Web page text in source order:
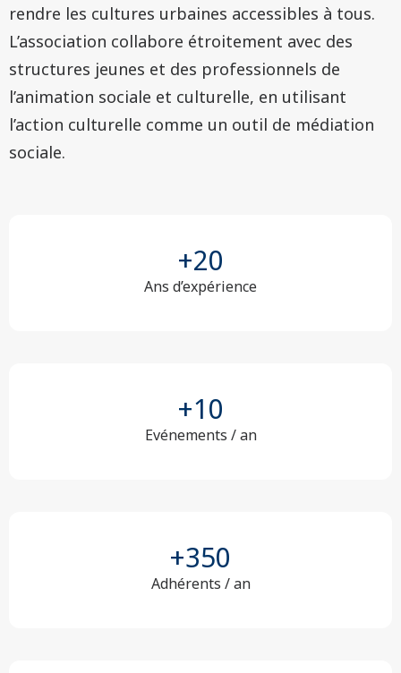
rendre les cultures urbaines accessibles à tous.
L’association collabore étroitement avec des
structures jeunes et des professionnels de
l’animation sociale et culturelle, en utilisant
l’action culturelle comme un outil de médiation
sociale.
+20
Ans d’expérience
+10
Evénements / an
+350
Adhérents / an